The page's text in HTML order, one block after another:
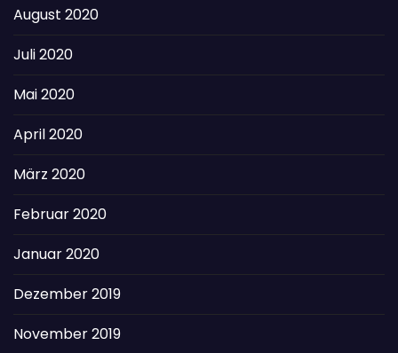
August 2020
Juli 2020
Mai 2020
April 2020
März 2020
Februar 2020
Januar 2020
Dezember 2019
November 2019